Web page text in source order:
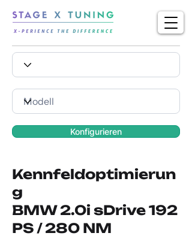
Konfigurieren
Kennfeldoptimierun
g
BMW 2.0i sDrive 192
PS / 280 NM